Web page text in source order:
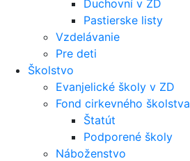
Duchovní v ZD
Pastierske listy
Vzdelávanie
Pre deti
Školstvo
Evanjelické školy v ZD
Fond cirkevného školstva
Štatút
Podporené školy
Náboženstvo